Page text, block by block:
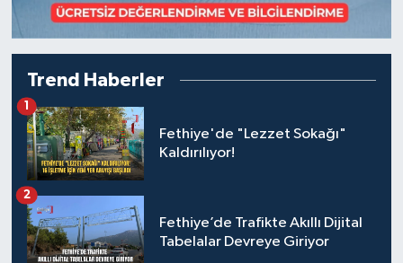
Trend Haberler
Fethiye'de "Lezzet Sokağı"
Kaldırılıyor!
1
Fethiye’de Trafikte Akıllı Dijital
Tabelalar Devreye Giriyor
2